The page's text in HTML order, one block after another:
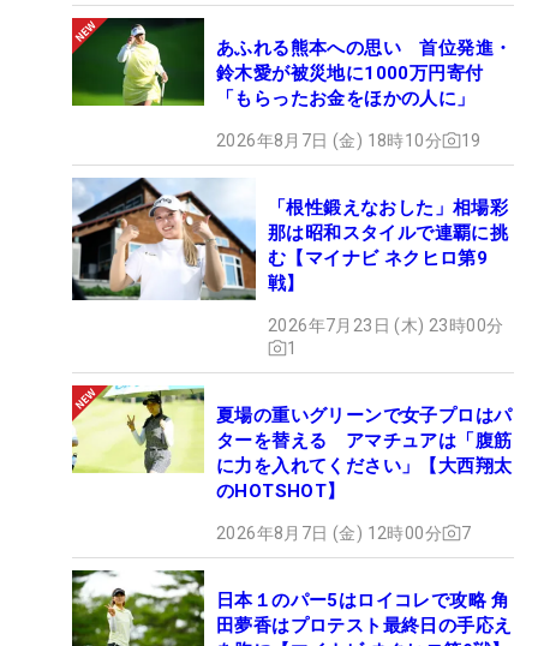
あふれる熊本への思い 首位発進・
鈴木愛が被災地に1000万円寄付
「もらったお金をほかの人に」
2026年8月7日 (金) 18時10分 19
「根性鍛えなおした」相場彩
那は昭和スタイルで連覇に挑
む【マイナビ ネクヒロ第9
戦】
2026年7月23日 (木) 23時00分
1
夏場の重いグリーンで女子プロはパ
ターを替える アマチュアは「腹筋
に力を入れてください」【大西翔太
のHOTSHOT】
2026年8月7日 (金) 12時00分 7
日本１のパー5はロイコレで攻略 角
田夢香はプロテスト最終日の手応え